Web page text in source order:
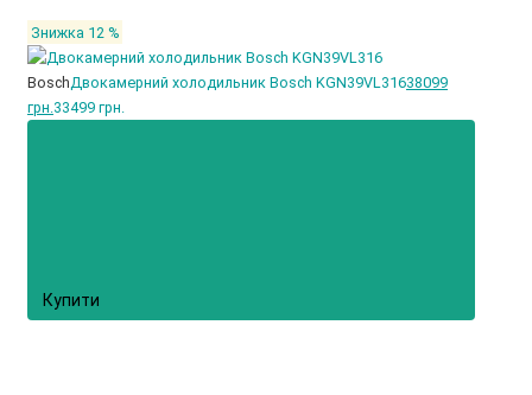
Знижка 12 %
BoschДвокамерний холодильник Bosch KGN39VL31638099
грн.33499 грн.
Купити